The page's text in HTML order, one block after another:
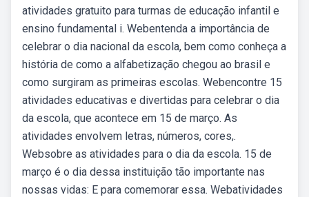
atividades gratuito para turmas de educação infantil e
ensino fundamental i. Webentenda a importância de
celebrar o dia nacional da escola, bem como conheça a
história de como a alfabetização chegou ao brasil e
como surgiram as primeiras escolas. Webencontre 15
atividades educativas e divertidas para celebrar o dia
da escola, que acontece em 15 de março. As
atividades envolvem letras, números, cores,.
Websobre as atividades para o dia da escola. 15 de
março é o dia dessa instituição tão importante nas
nossas vidas: E para comemorar essa. Webatividades